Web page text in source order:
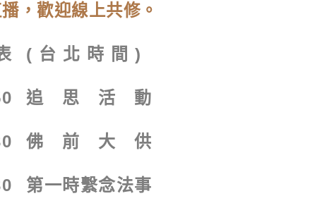
，歡迎線上共修。
( 台 北 時 間 )
追 思 活 動
佛 前 大 供
第一時繫念法事